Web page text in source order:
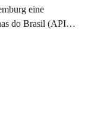
eine
do Brasil (APIB),
in Brasilien. Vier
Otacir Pereira